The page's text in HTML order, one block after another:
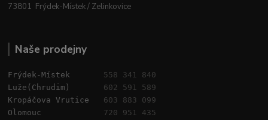
73801 Frýdek-Místek / Zelinkovice
Naše prodejny
Frýdek-Místek 558 341 840
Luže(Chrudim) 602 591 589
Kropáčova Vrutice 603 883 099
Olomouc 720 951 435